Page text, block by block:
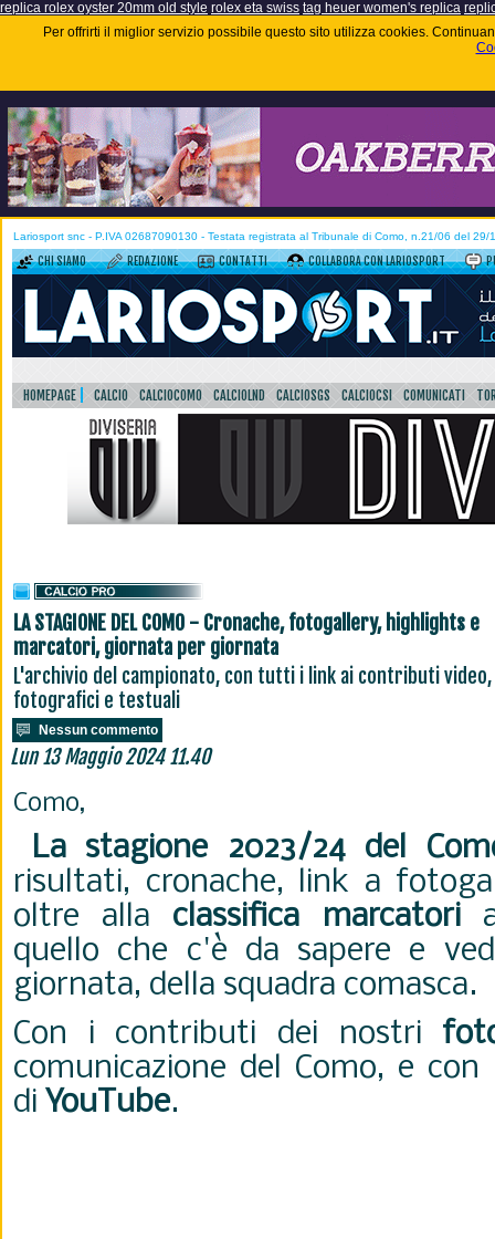
replica rolex oyster 20mm old style rolex eta swiss tag heuer women's replica
Per offrirti il miglior servizio possibile questo sito utilizza cookies.
Lariosport snc - P.IVA 02687090130 - Testata registrata al Tribunale di Como, n.21/06 del 29/
CHI SIAMO REDAZIONE CONTATTI COLLABORA CON LARIOSPORT
HOMEPAGE CALCIO CALCIOCOMO CALCIOLND CALCIOSGS CALCIOCSI COMUNICATI
LA STAGIONE DEL COMO - Cronache, fotogallery, highlights e
marcatori, giornata per giornata
L'archivio del campionato, con tutti i link ai contributi video,
fotografici e testuali
Nessun commento
Lun 13 Maggio 2024 11.40
Como,
La stagione 2023/24 del
risultati, cronache, link a
oltre alla classifica marcatori
quello che c'è da sapere e
giornata, della squadra comasca.
Con i contributi dei nostri
comunicazione del Como, e
di YouTube.